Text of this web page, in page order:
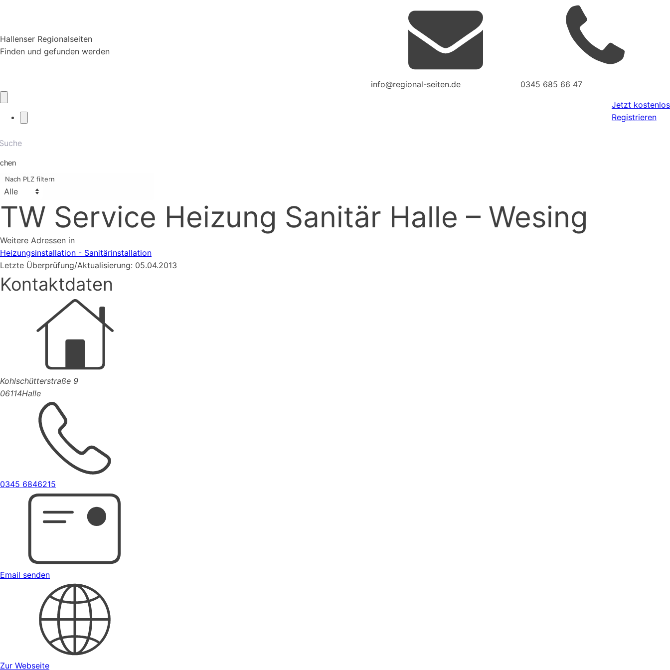
Hallenser Regionalseiten
Finden und gefunden werden
info@regional-seiten.de 0345 685 66 47
Jetzt kostenlos
Registrieren
Nach PLZ filtern
TW Service Heizung Sanitär Halle – Wesing
Weitere Adressen in
Heizungsinstallation - Sanitärinstallation
Letzte Überprüfung/Aktualisierung: 05.04.2013
Kontaktdaten
Kohlschütterstraße 9
06114Halle
0345 6846215
Email senden
Zur Webseite